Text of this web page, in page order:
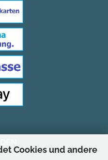
Cookies und andere